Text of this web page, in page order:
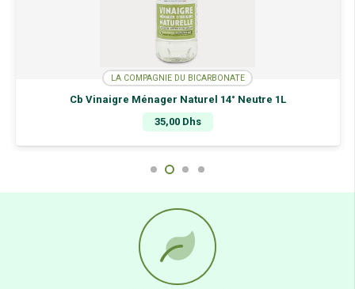
LA COMPAGNIE DU BICARBONATE
Cb Vinaigre Ménager Naturel 14° Neutre 1L
35,00 Dhs